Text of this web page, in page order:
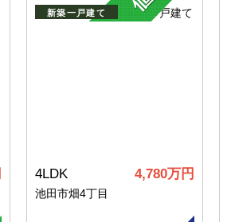
新築一戸建て
4LDK 4,780万円
池田市畑4丁目